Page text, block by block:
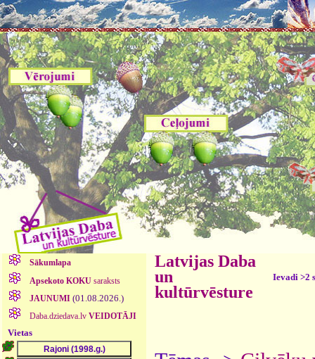
Sākumlapa
Apsekoto KOKUsaraksts
JAUNUMI (01.08.2026.)
Daba.dziedava.lv VEIDOTĀJI
Vietas
Latvijas Daba
un
kultūrvēsture
Ievadi >2